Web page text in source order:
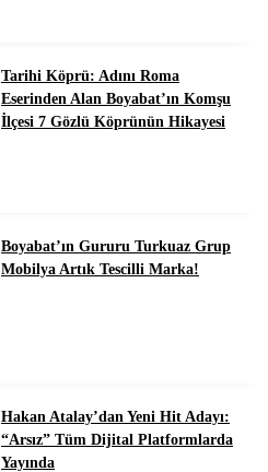
Tarihi Köprü: Adını Roma
Eserinden Alan Boyabat’ın Komşu
İlçesi 7 Gözlü Köprünün Hikayesi
Boyabat’ın Gururu Turkuaz Grup
Mobilya Artık Tescilli Marka!
Hakan Atalay’dan Yeni Hit Adayı:
“Arsız” Tüm Dijital Platformlarda
Yayında